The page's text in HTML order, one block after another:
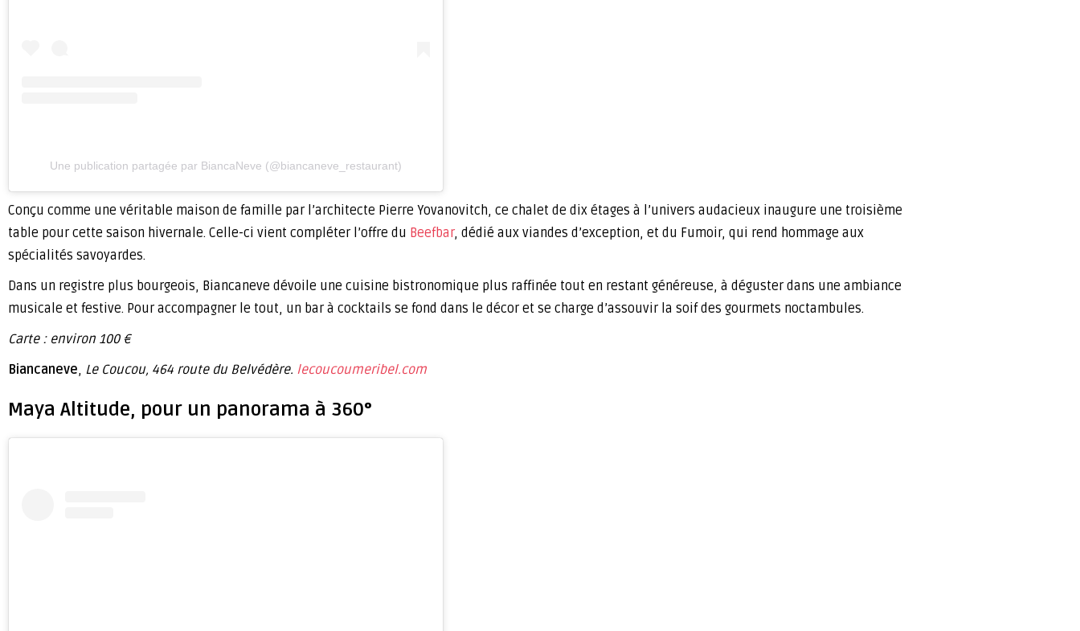
Une publication partagée par BiancaNeve (@biancaneve_restaurant)
Conçu comme une véritable maison de famille par l’architecte Pierre Yovanovitch, ce chalet de dix étages à l’univers audacieux inaugure une troisième
table pour cette saison hivernale. Celle-ci vient compléter l’offre du Beefbar, dédié aux viandes d’exception, et du Fumoir, qui rend hommage aux
spécialités savoyardes.
Dans un registre plus bourgeois, Biancaneve dévoile une cuisine bistronomique plus raffinée tout en restant généreuse, à déguster dans une ambiance
musicale et festive. Pour accompagner le tout, un bar à cocktails se fond dans le décor et se charge d’assouvir la soif des gourmets noctambules.
Carte : environ 100 €
Biancaneve, Le Coucou, 464 route du Belvédère. lecoucoumeribel.com
Maya Altitude, pour un panorama à 360°